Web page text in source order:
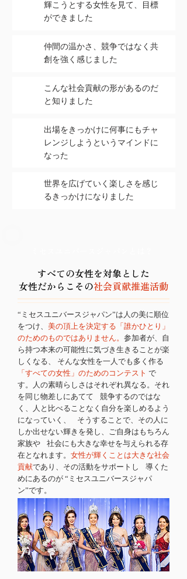
輝こうとする女性を見て、目標
ができました
仲間の温かさ、競争ではなく共
創を強く感じました
こんな社会貢献の形があるのだ
と知りました
出場をきっかけに何事にもチャ
レンジしようというマインドに
なった
世界を広げていく楽しさを感じ
るきっかけになりました
すべての女性を対象とした
女性だからこその社会貢献推進活動
“ミセスユニバースジャパン”は人の美に順位
をつけ、 美の頂上を決定する「誰かひとり」
のためのものではありません。 参加者が、自
ら持つ本来の可能性に気づき生きることが楽
しくなる、 そんな女性を一人でも多く作る
「すべての女性」のためのコンテスト で
す。人の素晴らしさはそれぞれ異なる。それ
を同じ物差しにあてて 競争するのではな
く、人と比べることなく自分を楽しめるよう
になっていく、 そうすることで、その人に
しか出せない輝きを発し、ご自身はもちろん
家族や 社会にも大きな幸せを与えられる存
在となれます。 女性が輝くことは大きな社会
貢献であり、その活動をサポートし 導くた
めにあるのが “ミセスユニバースジャパ
ン”です。